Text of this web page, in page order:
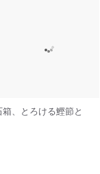
、とろける鰹節と